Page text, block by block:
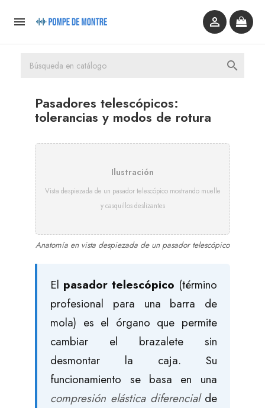
 

Pasadores telescópicos:
tolerancias y modos de rotura
Ilustración
Vista despiezada de un pasador telescópico mostrando muelle
y casquillos deslizantes
Anatomía en vista despiezada de un pasador telescópico
El pasador telescópico (término
profesional para una barra de
mola) es el órgano que permite
cambiar el brazalete sin
desmontar la caja. Su
funcionamiento se basa en una
compresión elástica diferencialde